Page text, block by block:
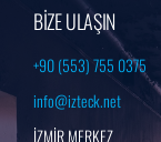
BİZE ULAŞIN
+90 (553) 755 0375
info@izteck.net
İZMİR MERKEZ